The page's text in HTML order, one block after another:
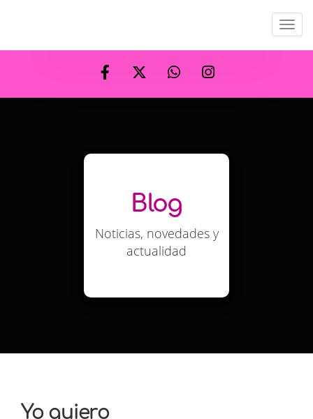
Menu
Blog
Noticias, novedades y
actualidad
Yo quiero